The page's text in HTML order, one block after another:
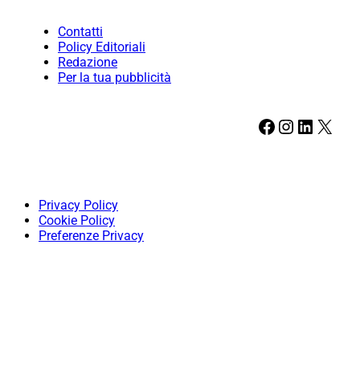
Contatti
Policy Editoriali
Redazione
Per la tua pubblicità
Facebook Instagram LinkedIn X
Privacy Policy
Cookie Policy
Preferenze Privacy